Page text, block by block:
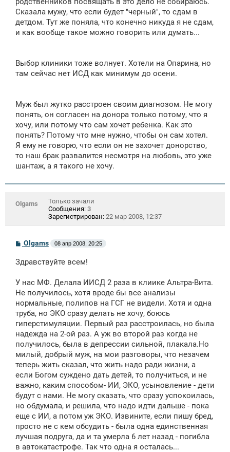
Сказала мужу, что если будет "черный", то сдам в
детдом. Тут же поняла, что конечно никуда я не сдам,
и как вообще такое можно говорить или думать...
Выбор клиники тоже волнует. Хотели на Опарина, но
там сейчас нет ИСД как минимум до осени.
Муж был жутко расстроен своим диагнозом. Не могу
понять, он согласен на донора только потому, что я
хочу, или потому что сам хочет ребенка. Как это
понять? Потому что мне нужно, чтобы он сам хотел.
Я ему не говорю, что если он не захочет донорство,
то наш брак развалится несмотря на любовь, это уже
шантаж, а я такого не хочу.
Olgams
Только зачали
Сообщения: 3
Зарегистрирован: 22 мар 2008, 12:37
С
б
н
и
Olgams 08 апр 2008, 20:25
Здравствуйте всем!
У нас МФ. Делала ИИСД 2 раза в клиике Альтра-Вита.
Не получилось, хотя вроде бы все анализы
нормальные, полипов на ГСГ не видели. Хотя и одна
труба, но ЭКО сразу делать не хочу, боюсь
гиперстимуляции. Первый раз расстроилась, но была
надежда на 2-ой раз. А уж во второй раз когда не
получилось, была в депрессии сильной, плакала.Но
милый, добрый муж, на мои разговоры, что незачем
теперь жить сказал, что жить надо ради жизни, а
если Богом суждено дать детей, то получиться, и не
важно, каким способом- ИИ, ЭКО, усыновление - дети
будут с нами. Не могу сказать, что сразу успокоилась,
но обдумала, и решила, что надо идти дальше - пока
еще с ИИ, а потом уж ЭКО. Извините, если пишу бред,
просто не с кем обсудить - была одна единственная
лучшая подруга, да и та умерла 6 лет назад - погибла
в автокатастрофе. Так что одна я осталась...